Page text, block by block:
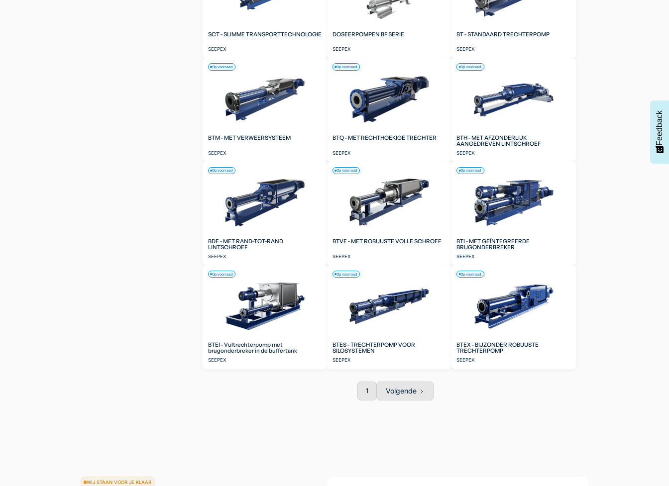
SCT - SLIMME TRANSPORTTECHNOLOGIE
SEEPEX
DOSEERPOMPEN BF SERIE
SEEPEX
BT - STANDAARD TRECHTERPOMP
SEEPEX
BTM - MET VERWEERSYSTEEM
SEEPEX
Op voorraad
BTQ - MET RECHTHOEKIGE TRECHTER
SEEPEX
Op voorraad
BTH - MET AFZONDERLIJK
AANGEDREVEN LINTSCHROEF
SEEPEX
Op voorraad
BDE - MET RAND-TOT-RAND
LINTSCHROEF
SEEPEX
Op voorraad
BTVE - MET ROBUUSTE VOLLE SCHROEF
SEEPEX
Op voorraad
BTI - MET GEÏNTEGREERDE
BRUGONDERBREKER
SEEPEX
Op voorraad
BTEI - Vultrechterpomp met
brugonderbreker in de buffertank
SEEPEX
Op voorraad
BTES - TRECHTERPOMP VOOR
SILOSYSTEMEN
SEEPEX
Op voorraad
BTEX - BIJZONDER ROBUUSTE
TRECHTERPOMP
SEEPEX
Op voorraad
1 Volgende
WIJ STAAN VOOR JE KLAAR
Feedback